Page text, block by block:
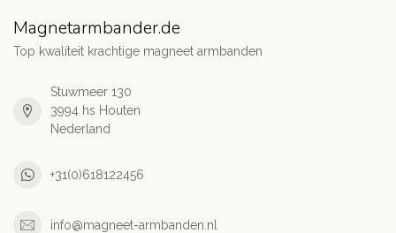
Magnetarmbander.de
Top kwaliteit krachtige magneet armbanden
Stuwmeer 130
3994 hs Houten
Nederland
+31(0)618122456
info@magneet-armbanden.nl